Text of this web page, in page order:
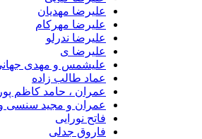
علیرضا مهدیان
علیرضا مهرکام
علیرضا ندرلو
علیرضا ی
علیشمس و مهدی جهانی
عماد طالب زاده
عمران ، حامد کاظم پور ، نیما
عمران و مجید سنسی و حامد
فاتح نورایی
فاروق جدلی